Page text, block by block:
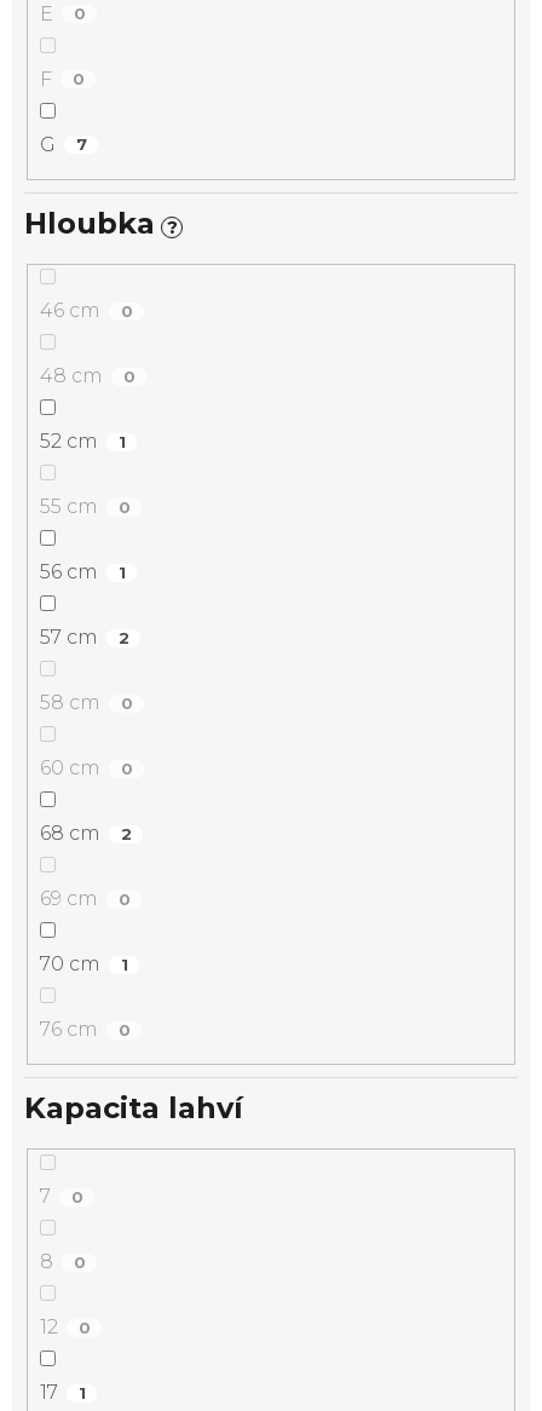
E 0
F 0
G 7
Hloubka ?
46 cm 0
48 cm 0
52 cm 1
55 cm 0
56 cm 1
57 cm 2
58 cm 0
60 cm 0
68 cm 2
69 cm 0
70 cm 1
76 cm 0
Kapacita lahví
7 0
8 0
12 0
17 1